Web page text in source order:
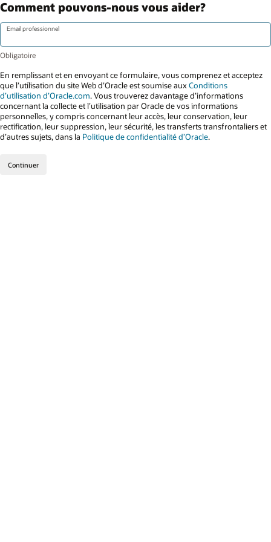
Comment pouvons-nous vous aider?
Email professionnel
En remplissant et en envoyant ce formulaire, vous comprenez et acceptez
que l’utilisation du site Web d’Oracle est soumise auxConditions
d’utilisation d’Oracle.com. Vous trouverez davantage d’informations
concernant la collecte et l’utilisation par Oracle de vos informations
personnelles, y compris concernant leur accès, leur conservation, leur
rectification, leur suppression, leur sécurité, les transferts transfrontaliers et
d’autres sujets, dans la Politique de confidentialité d’Oracle.
Continuer